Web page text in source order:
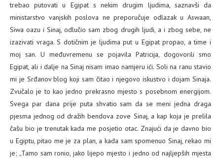
trebao putovati u Egipat s nekim drugim ljudima, saznavši da
ministarstvo vanjskih poslova ne preporučuje odlazak u Aswaan,
Siwa oazu i Sinaj, odlučio sam zbog drugih ljudi, a i zbog sebe, ne
izazivati vraga. S dotičnim je ljudima put u Egipat propao, a time i
moj san. U međuvremenu se pojavila Patricija, dogovorili smo
Egipat, ali i dalje na Sinaj nisam imao namjeru ići. Soli na ranu stavio
mi je Srđanov blog koji sam čitao i njegovo iskustvo i dojam Sinaja.
Zvučalo je to kao jedno prekrasno mjesto s posebnom energijom.
Svega par dana prije puta shvatio sam da se meni jedna draga
pjesma jednog od dražih bendova zove Sinaj, a kap koja je prelila
čašu bio je trenutak kada me posjetio otac. Znajući da je davno bio
u Egiptu, pitao me je za plan, a kada sam spomenuo Sinaj, rekao mi
je; „Tamo sam ronio, jako lijepo mjesto i jedno od najljepših mjesta